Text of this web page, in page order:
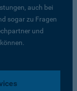
auch bei
sogar zu Fragen
und